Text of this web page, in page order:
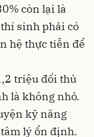
còn lại là
sinh phải có
hệ thực tiễn để
triệu đối thủ
là không nhỏ.
kỹ năng
lý ổn định.